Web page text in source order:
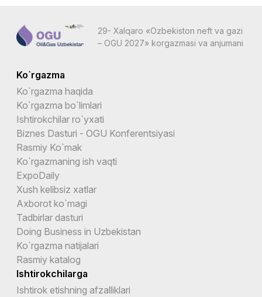
29- Xalqaro «Ozbekiston neft va gazi
– OGU 2027» korgazmasi va anjumani
Ko`rgazma
Ko`rgazma haqida
Ko`rgazma bo`limlari
Ishtirokchilar ro`yxati
Biznes Dasturi - OGU Konferentsiyasi
Rasmiy Ko`mak
Ko`rgazmaning ish vaqti
ExpoDaily
Xush kelibsiz xatlar
Axborot ko`magi
Tadbirlar dasturi
Doing Business in Uzbekistan
Ko`rgazma natijalari
Rasmiy katalog
Ishtirokchilarga
Ishtirok etishning afzalliklari